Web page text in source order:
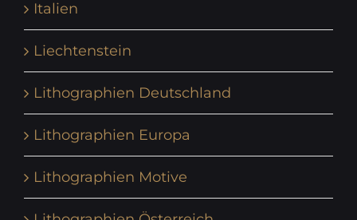
Italien
Liechtenstein
Lithographien Deutschland
Lithographien Europa
Lithographien Motive